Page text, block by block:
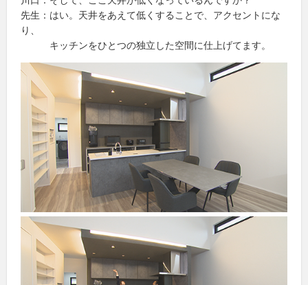
先生：はい。天井をあえて低くすることで、アクセントにな
り、
キッチンをひとつの独立した空間に仕上げてます。